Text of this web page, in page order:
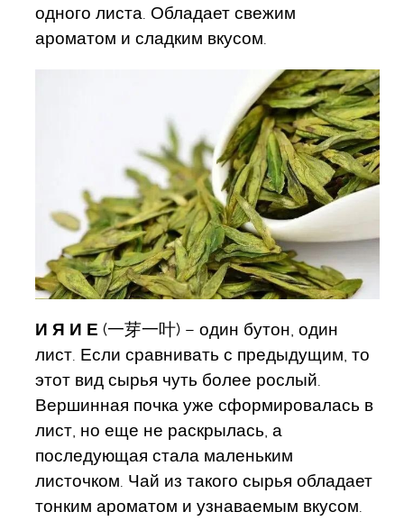
одного листа. Обладает свежим
ароматом и сладким вкусом.
И Я И Е (一芽一叶) – один бутон, один
лист. Если сравнивать с предыдущим, то
этот вид сырья чуть более рослый.
Вершинная почка уже сформировалась в
лист, но еще не раскрылась, а
последующая стала маленьким
листочком. Чай из такого сырья обладает
тонким ароматом и узнаваемым вкусом.